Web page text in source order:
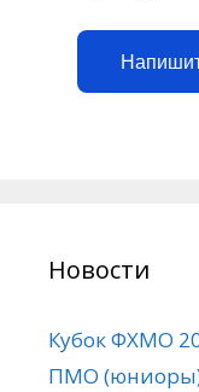
Новости
Кубок ФХМО
ПМО (юниоры)